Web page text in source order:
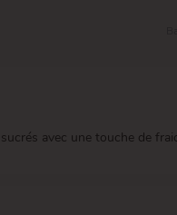
avec une touche de